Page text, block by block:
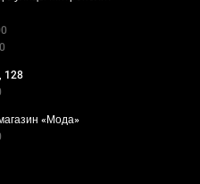
128
«Мода»